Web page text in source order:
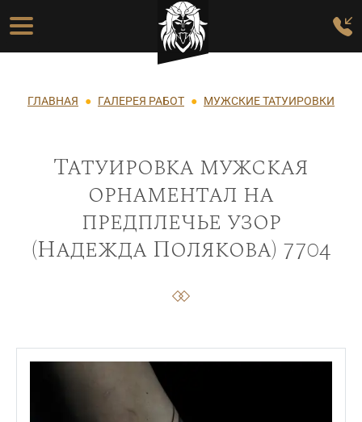
Перейти к основному содержанию
Основная навигация
Строка навигации
ГЛАВНАЯ ГАЛЕРЕЯ РАБОТ МУЖСКИЕ ТАТУИРОВКИ
Татуировка мужская
орнаментал на
предплечье узор
(Надежда Полякова) 7704